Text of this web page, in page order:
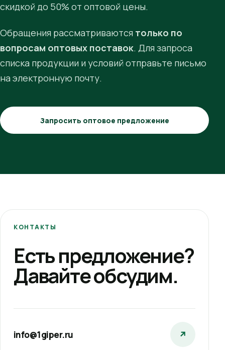
скидкой до 50% от оптовой цены.
Обращения рассматриваются только по
вопросам оптовых поставок. Для запроса
списка продукции и условий отправьте письмо
на электронную почту.
Запросить оптовое предложение
КОНТАКТЫ
Есть предложение?
Давайте обсудим.
info@1giper.ru ↗